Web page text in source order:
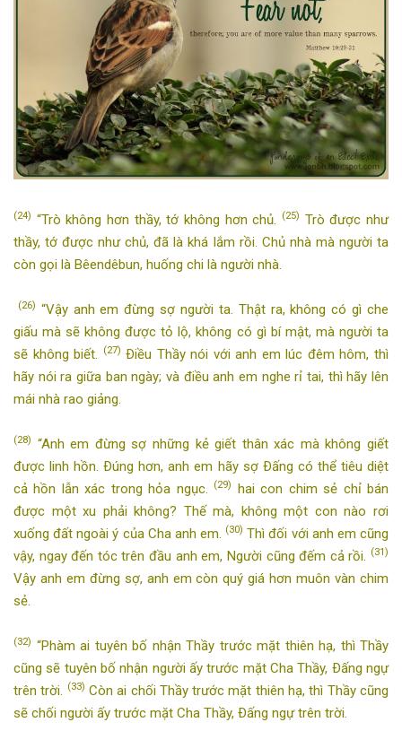
(24) “Trò không hơn thầy, tớ không hơn chủ. (25) Trò được như
thầy, tớ được như chủ, đã là khá lắm rồi. Chủ nhà mà người ta
còn gọi là Bêendêbun, huống chi là người nhà.
(26) “Vậy anh em đừng sợ người ta. Thật ra, không có gì che
giấu mà sẽ không được tỏ lộ, không có gì bí mật, mà người ta
sẽ không biết.
(27) Ðiều Thầy nói với anh em lúc đêm hôm, thì
hãy nói ra giữa ban ngày; và điều anh em nghe rỉ tai, thì hãy lên
mái nhà rao giảng.
(28)
“Anh em đừng sợ những kẻ giết thân xác mà không giết
được linh hồn. Ðúng hơn, anh em hãy sợ Ðấng có thể tiêu diệt
cả hồn lẫn xác trong hỏa ngục.
(29)
hai con chim sẻ chỉ bán
được một xu phải không? Thế mà, không một con nào rơi
xuống đất ngoài ý của Cha anh em. (30) Thì đối với anh em cũng
vậy, ngay đến tóc trên đầu anh em, Người cũng đếm cả rồi. (31)
Vậy anh em đừng sợ, anh em còn quý giá hơn muôn vàn chim
sẻ.
(32) “Phàm ai tuyên bố nhận Thầy trước mặt thiên hạ, thì Thầy
cũng sẽ tuyên bố nhận người ấy trước mặt Cha Thầy, Ðấng ngự
trên trời. (33) Còn ai chối Thầy trước mặt thiên hạ, thì Thầy cũng
sẽ chối người ấy trước mặt Cha Thầy, Ðấng ngự trên trời.